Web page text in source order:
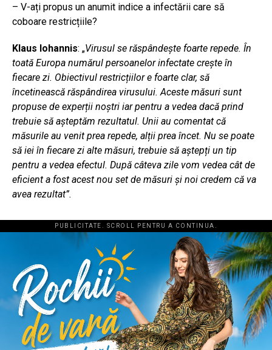
– V-ați propus un anumit indice a infectării care să
coboare restricțiile?
Klaus Iohannis: „Virusul se răspândește foarte repede. În
toată Europa numărul persoanelor infectate crește în
fiecare zi. Obiectivul restricțiilor e foarte clar, să
încetinească răspândirea virusului. Aceste măsuri sunt
propuse de experții noștri iar pentru a vedea dacă prind
trebuie să așteptăm rezultatul. Unii au comentat că
măsurile au venit prea repede, alții prea încet. Nu se poate
să iei în fiecare zi alte măsuri, trebuie să aștepți un tip
pentru a vedea efectul. După câteva zile vom vedea cât de
eficient a fost acest nou set de măsuri și noi credem că va
avea rezultat”.
PUBLICITATE. SCROLL PENTRU A CONTINUA.